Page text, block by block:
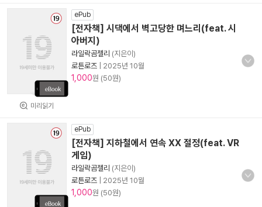
미리읽기
ePub
[전자책] 시댁에서 벽고당한 며느리(feat. 시
아버지)
라일락곰젤리 (지은이)
로튼로즈
2025년 10월
1,000원 (50원)
ePub
[전자책] 지하철에서 연속 XX 절정(feat. VR
게임)
라일락곰젤리 (지은이)
로튼로즈
2025년 10월
1,000원 (50원)